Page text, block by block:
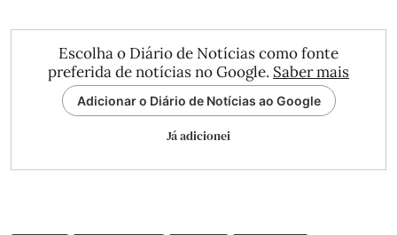
Escolha o Diário de Notícias como fonte
preferida de notícias no Google. Saber mais
Adicionar o Diário de Notícias ao Google
Já adicionei